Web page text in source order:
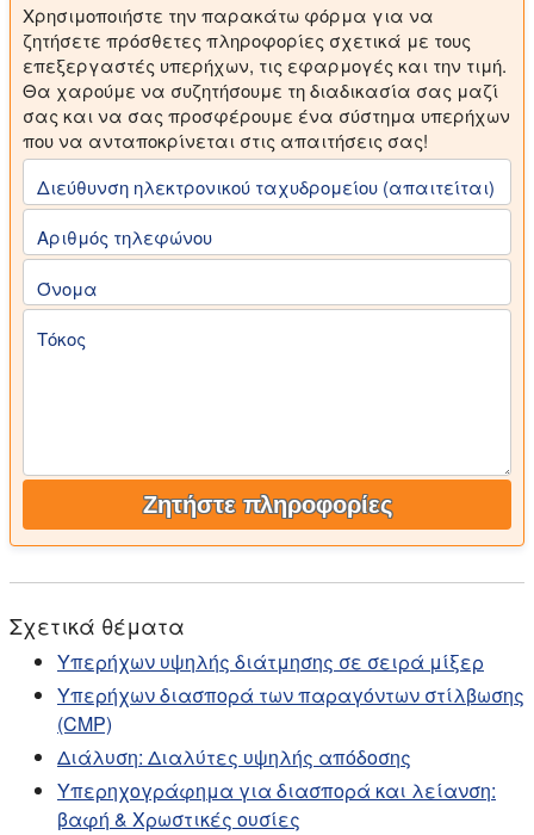
Χρησιμοποιήστε την παρακάτω φόρμα για να
ζητήσετε πρόσθετες πληροφορίες σχετικά με τους
επεξεργαστές υπερήχων, τις εφαρμογές και την τιμή.
Θα χαρούμε να συζητήσουμε τη διαδικασία σας μαζί
σας και να σας προσφέρουμε ένα σύστημα υπερήχων
που να ανταποκρίνεται στις απαιτήσεις σας!
Διεύθυνση ηλεκτρονικού ταχυδρομείου (απαιτείται)
Αριθμός τηλεφώνου
Όνομα
Τόκος
Ζητήστε πληροφορίες
Σχετικά θέματα
Υπερήχων υψηλής διάτμησης σε σειρά μίξερ
Υπερήχων διασπορά των παραγόντων στίλβωσης
(CMP)
Διάλυση: Διαλύτες υψηλής απόδοσης
Υπερηχογράφημα για διασπορά και λείανση:
βαφή & Χρωστικές ουσίες